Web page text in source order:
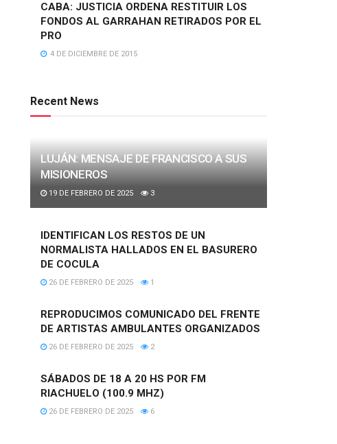
CABA: JUSTICIA ORDENA RESTITUIR LOS
FONDOS AL GARRAHAN RETIRADOS POR EL
PRO
4 DE DICIEMBRE DE 2015
Recent News
LUJÁN: MENSAJE DE FRANCISCO A SUS
MISIONEROS
19 DE FEBRERO DE 2025 3
IDENTIFICAN LOS RESTOS DE UN
NORMALISTA HALLADOS EN EL BASURERO
DE COCULA
26 DE FEBRERO DE 2025 1
REPRODUCIMOS COMUNICADO DEL FRENTE
DE ARTISTAS AMBULANTES ORGANIZADOS
26 DE FEBRERO DE 2025 2
SÁBADOS DE 18 A 20 HS POR FM
RIACHUELO (100.9 MHZ)
26 DE FEBRERO DE 2025 6